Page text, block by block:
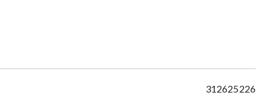
312625226